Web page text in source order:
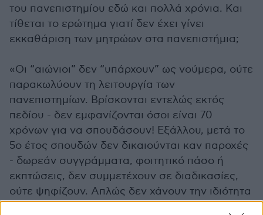
του πανεπιστημίου εδώ και πολλά χρόνια. Και
τίθεται το ερώτημα γιατί δεν έχει γίνει
εκκαθάριση των μητρώων στα πανεπιστήμια;
«Οι “αιώνιοι” δεν “υπάρχουν” ως νούμερα, ούτε
παρακωλύουν τη λειτουργία των
πανεπιστημίων. Βρίσκονται εντελώς εκτός
πεδίου - δεν εμφανίζονται όσοι είναι 70
χρόνων για να σπουδάσουν! Εξάλλου, μετά το
5ο έτος σπουδών δεν δικαιούνται καν παροχές
- δωρεάν συγγράμματα, φοιτητικό πάσο ή
εκπτώσεις, δεν συμμετέχουν σε διαδικασίες,
ούτε ψηφίζουν. Απλώς δεν χάνουν την ιδιότητα